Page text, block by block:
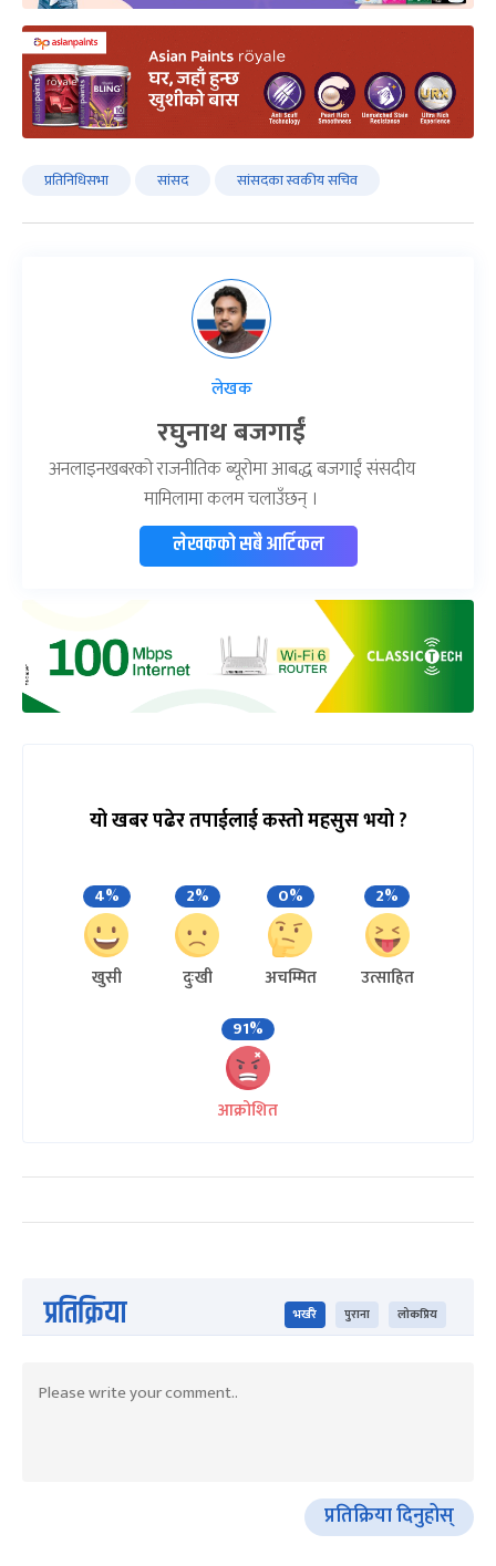
प्रतिनिधिसभा सांसद सांसदका स्वकीय सचिव
लेखक
रघुनाथ बजगाईं
अनलाइनखबरको राजनीतिक ब्यूरोमा आबद्ध बजगाईं संसदीय
मामिलामा कलम चलाउँछन् ।
लेखकको सबै आर्टिकल
यो खबर पढेर तपाईलाई कस्तो महसुस भयो ?
4%
खुसी
2%
दुःखी
0%
अचम्मित
2%
उत्साहित
91%
आक्रोशित
प्रतिक्रिया भर्खरै पुराना लोकप्रिय
प्रतिक्रिया दिनुहोस्